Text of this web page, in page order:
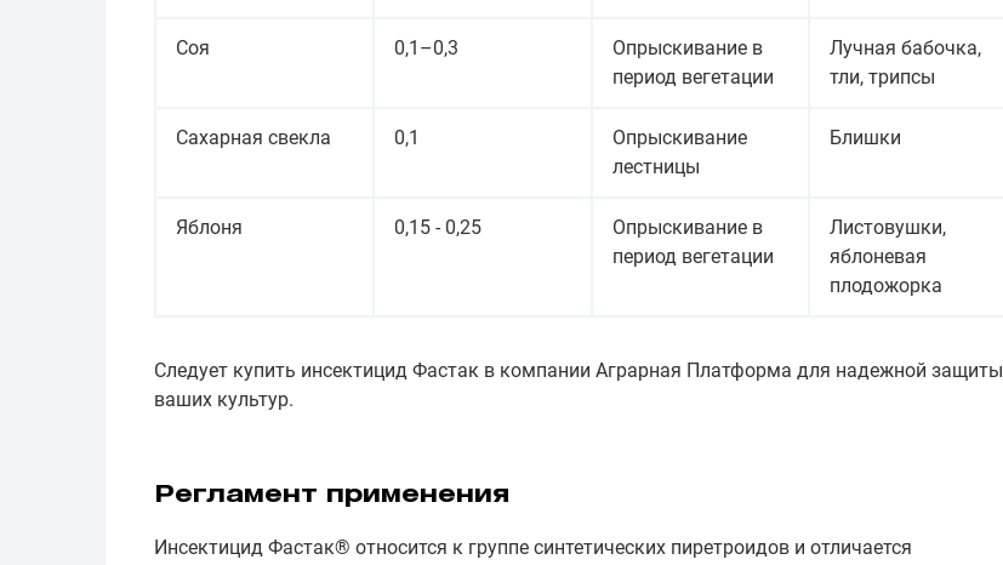
Соя 0,1–0,3
Опрыскивание в
период вегетации
Лучная бабочка,
тли, трипсы
Сахарная свекла 0,1
Опрыскивание
лестницы
Блишки
Яблоня 0,15 - 0,25
Опрыскивание в
период вегетации
Листовушки,
яблоневая
плодожорка
Следует купить инсектицид Фастак в компании Аграрная Платформа для надежной защиты
ваших культур.
Регламент применения
Инсектицид Фастак® относится к группе синтетических пиретроидов и отличается